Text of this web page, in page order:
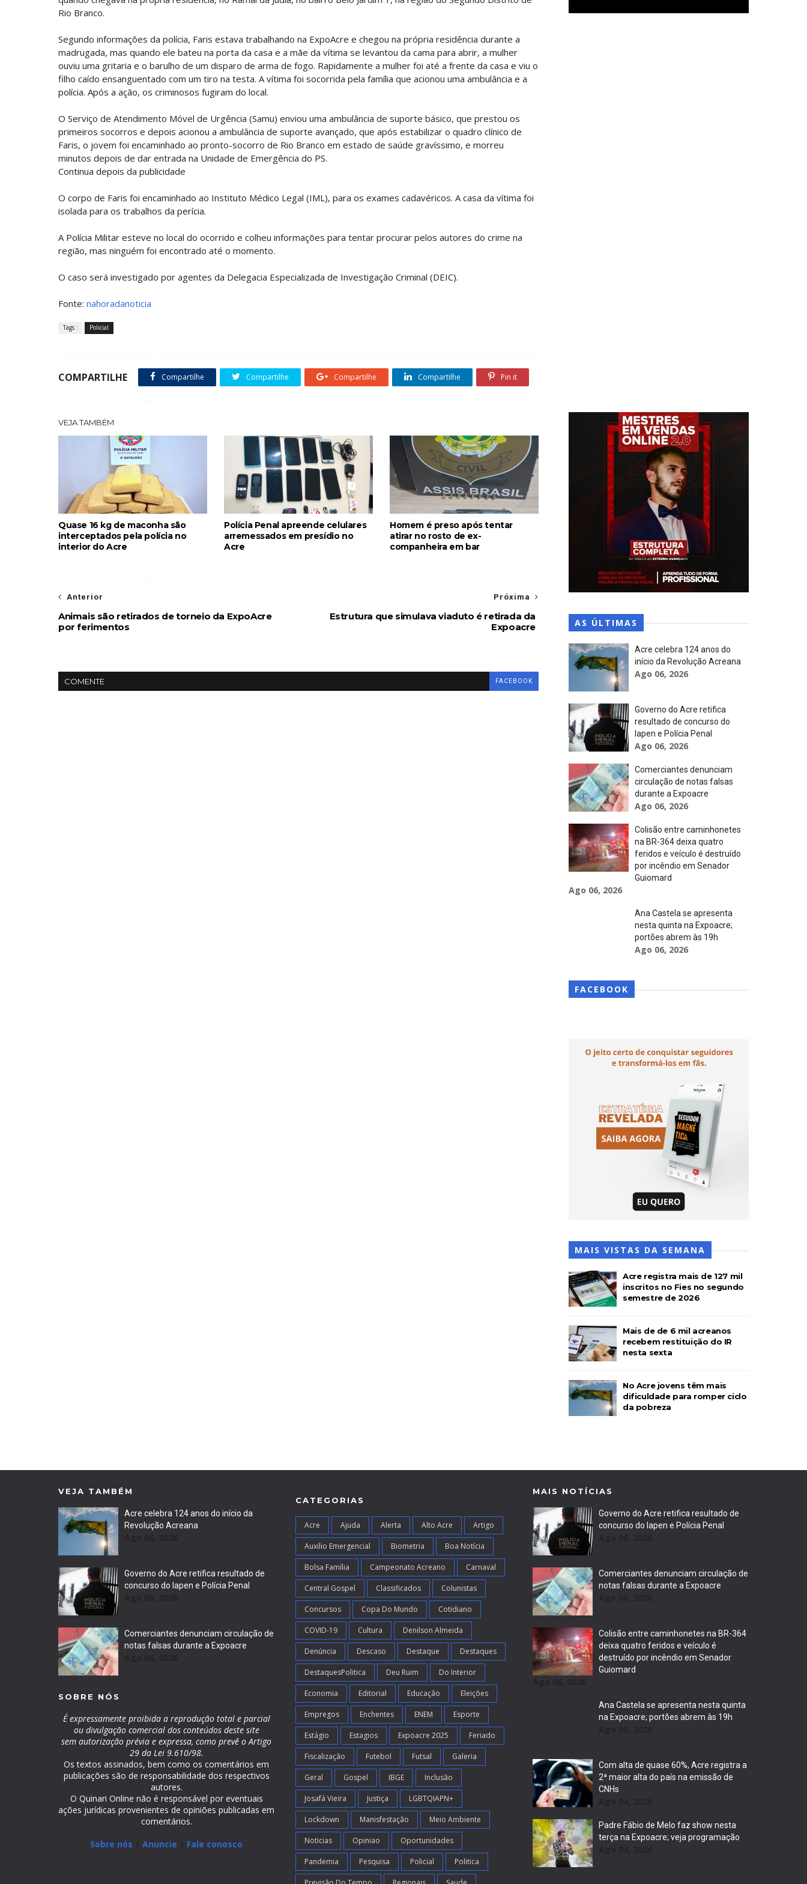
Rio Branco.
Segundo informações da polícia, Faris estava trabalhando na ExpoAcre e chegou na própria residência durante a
madrugada, mas quando ele bateu na porta da casa e a mãe da vítima se levantou da cama para abrir, a mulher
ouviu uma gritaria e o barulho de um disparo de arma de fogo. Rapidamente a mulher foi até a frente da casa e viu o
filho caído ensanguentado com um tiro na testa. A vítima foi socorrida pela família que acionou uma ambulância e a
polícia. Após a ação, os criminosos fugiram do local.
O Serviço de Atendimento Móvel de Urgência (Samu) enviou uma ambulância de suporte básico, que prestou os
primeiros socorros e depois acionou a ambulância de suporte avançado, que após estabilizar o quadro clínico de
Faris, o jovem foi encaminhado ao pronto-socorro de Rio Branco em estado de saúde gravíssimo, e morreu
minutos depois de dar entrada na Unidade de Emergência do PS.
Continua depois da publicidade
O corpo de Faris foi encaminhado ao Instituto Médico Legal (IML), para os exames cadavéricos. A casa da vítima foi
isolada para os trabalhos da perícia.
A Polícia Militar esteve no local do ocorrido e colheu informações para tentar procurar pelos autores do crime na
região, mas ninguém foi encontrado até o momento.
O caso será investigado por agentes da Delegacia Especializada de Investigação Criminal (DEIC).
Fonte: nahoradanoticia
Tags : Policial
COMPARTILHE Compartilhe Compartilhe Compartilhe Compartilhe Pin it
VEJA TAMBÉM
Quase 16 kg de maconha são
interceptados pela polícia no
interior do Acre
Polícia Penal apreende celulares
arremessados em presídio no
Acre
Homem é preso após tentar
atirar no rosto de ex-
companheira em bar
Próxima
Estrutura que simulava viaduto é retirada da
Expoacre
Anterior
Animais são retirados de torneio da ExpoAcre
por ferimentos
COMENTE FACEBOOK
AS ÚLTIMAS
Acre celebra 124 anos do
início da Revolução Acreana
Ago 06, 2026
Governo do Acre retifica
resultado de concurso do
Iapen e Polícia Penal
Ago 06, 2026
Comerciantes denunciam
circulação de notas falsas
durante a Expoacre
Ago 06, 2026
Colisão entre caminhonetes
na BR-364 deixa quatro
feridos e veículo é destruído
por incêndio em Senador
Guiomard
Ago 06, 2026
Ana Castela se apresenta
nesta quinta na Expoacre;
portões abrem às 19h
Ago 06, 2026
FACEBOOK
MAIS VISTAS DA SEMANA
Acre registra mais de 127 mil
inscritos no Fies no segundo
semestre de 2026
Mais de de 6 mil acreanos
recebem restituição do IR
nesta sexta
No Acre jovens têm mais
dificuldade para romper ciclo
da pobreza
VEJA TAMBÉM
Acre celebra 124 anos do início da
Revolução Acreana
Governo do Acre retifica resultado de
concurso do Iapen e Polícia Penal
Comerciantes denunciam circulação de
notas falsas durante a Expoacre
SOBRE NÓS
É expressamente proibida a reprodução total e parcial
ou divulgação comercial dos conteúdos deste site
sem autorização prévia e expressa, como prevê o Artigo
29 da Lei 9.610/98.
Os textos assinados, bem como os comentários em
publicações são de responsabilidade dos respectivos
autores.
O Quinari Online não é responsável por eventuais
ações jurídicas provenientes de opiniões publicadas em
comentários.
Sobre nós |Anuncie Fale conosco
CATEGORIAS
Acre Ajuda Alerta Alto Acre Artigo
Auxilio Emergencial Biometria Boa Notícia
Bolsa Família Campeonato Acreano Carnaval
Central Gospel Classificados Colunistas
Concursos Copa Do Mundo Cotidiano
COVID-19 Cultura Denilson Almeida
Denúncia Descaso Destaque Destaques
DestaquesPolitica Deu Ruim Do Interior
Economia Editorial Educação Eleições
Empregos Enchentes ENEM Esporte
Estágio Estagios Expoacre 2025 Feriado
Fiscalização Futebol Futsal Galeria
Geral Gospel IBGE Inclusão
Josafá Vieira Justiça LGBTQIAPN+
Lockdown Manisfestação Meio Ambiente
Noticias Opiniao Oportunidades
Pandemia Pesquisa Policial Politica
MAIS NOTÍCIAS
Governo do Acre retifica resultado de
concurso do Iapen e Polícia Penal
Comerciantes denunciam circulação de
notas falsas durante a Expoacre
Colisão entre caminhonetes na BR-364
deixa quatro feridos e veículo é
destruído por incêndio em Senador
Guiomard
Ana Castela se apresenta nesta quinta
na Expoacre; portões abrem às 19h
Com alta de quase 60%, Acre registra a
2ª maior alta do país na emissão de
CNHs
Padre Fábio de Melo faz show nesta
terça na Expoacre; veja programação